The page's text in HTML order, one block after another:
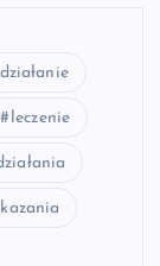
działanie
leczenie